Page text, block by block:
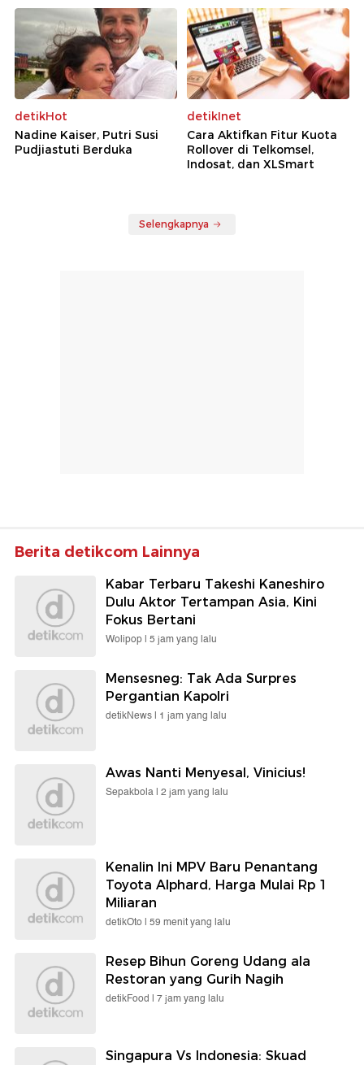
detikHot
Nadine Kaiser, Putri Susi
Pudjiastuti Berduka
detikInet
Cara Aktifkan Fitur Kuota
Rollover di Telkomsel,
Indosat, dan XLSmart
Selengkapnya
Berita detikcom Lainnya
Kabar Terbaru Takeshi Kaneshiro
Dulu Aktor Tertampan Asia, Kini
Fokus Bertani
Wolipop | 5 jam yang lalu
Mensesneg: Tak Ada Surpres
Pergantian Kapolri
detikNews | 1 jam yang lalu
Awas Nanti Menyesal, Vinicius!
Sepakbola | 2 jam yang lalu
Kenalin Ini MPV Baru Penantang
Toyota Alphard, Harga Mulai Rp 1
Miliaran
detikOto | 59 menit yang lalu
Resep Bihun Goreng Udang ala
Restoran yang Gurih Nagih
detikFood | 7 jam yang lalu
Singapura Vs Indonesia: Skuad